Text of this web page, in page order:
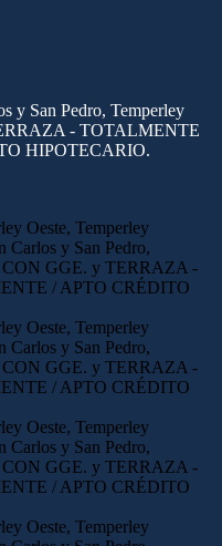
y San Pedro, Temperley
- TOTALMENTE
HIPOTECARIO.